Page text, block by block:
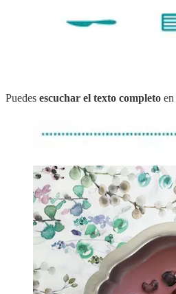
Puedes escuchar el texto completo en